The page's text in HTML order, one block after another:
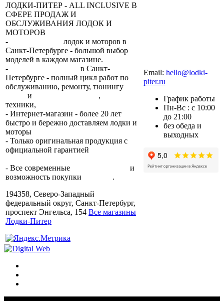
ЛОДКИ-ПИТЕР - ALL INCLUSIVE В
СФЕРЕ ПРОДАЖ И
ОБСЛУЖИВАНИЯ ЛОДОК И
МОТОРОВ
-
лодок и моторов в
Санкт-Петербурге - большой выбор
моделей в каждом магазине.
-
в Санкт-
Петербурге - полный цикл работ по
обслуживанию, ремонту, тюнингу
и ,
техники,
- Интернет-магазин - более 20 лет
быстро и бережно доставляем лодки и
моторы
- Только оригинальная продукция с
официальной гарантией
- Все современные
и
возможность покупки
.
194358, Северо-Западный
федеральный округ, Санкт-Петербург,
проспект Энгельса, 154 Все магазины
Лодки-Питер
Email: hello@lodki-
piter.ru
График работы
Пн-Вс : с 10:00
до 21:00
без обеда и
выходных